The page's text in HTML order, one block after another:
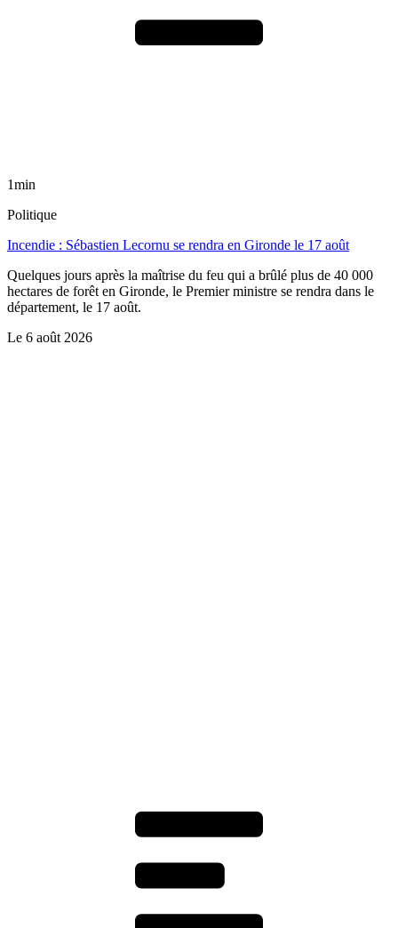
1min
Politique
Incendie : Sébastien Lecornu se rendra en Gironde le 17 août
Quelques jours après la maîtrise du feu qui a brûlé plus de 40 000
hectares de forêt en Gironde, le Premier ministre se rendra dans le
département, le 17 août.
Le 6 août 2026